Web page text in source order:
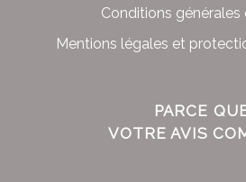
Conditions générales
Mentions légales et
PARCE
VOTRE AVIS